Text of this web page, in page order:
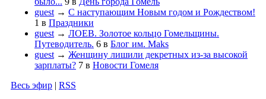
guest → С наступающим Новым годом и Рождеством!
1 в Праздники
guest → ЛОЕВ. Золотое кольцо Гомельщины.
Путеводитель. 6 в Блог им. Maks
guest → Женщину лишили декретных из-за высокой
зарплаты? 7 в Новости Гомеля
Весь эфир | RSS